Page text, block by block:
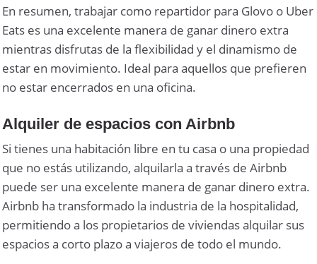
En resumen, trabajar como repartidor para Glovo o Uber
Eats es una excelente manera de ganar dinero extra
mientras disfrutas de la flexibilidad y el dinamismo de
estar en movimiento. Ideal para aquellos que prefieren
no estar encerrados en una oficina.
Alquiler de espacios con Airbnb
Si tienes una habitación libre en tu casa o una propiedad
que no estás utilizando, alquilarla a través de Airbnb
puede ser una excelente manera de ganar dinero extra.
Airbnb ha transformado la industria de la hospitalidad,
permitiendo a los propietarios de viviendas alquilar sus
espacios a corto plazo a viajeros de todo el mundo.